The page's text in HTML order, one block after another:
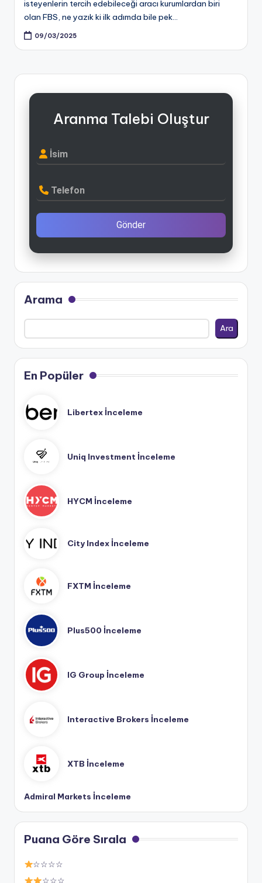
isteyenlerin tercih edebileceği aracı kurumlardan biri
olan FBS, ne yazık ki ilk adımda bile pek…
09/03/2025
Aranma Talebi Oluştur
İsim
Telefon
Gönder
Arama
Ara
En Popüler
Libertex İnceleme
Uniq Investment İnceleme
HYCM İnceleme
City Index İnceleme
FXTM İnceleme
Plus500 İnceleme
IG Group İnceleme
Interactive Brokers İnceleme
XTB İnceleme
Admiral Markets İnceleme
Puana Göre Sırala
☆☆☆☆
☆☆☆